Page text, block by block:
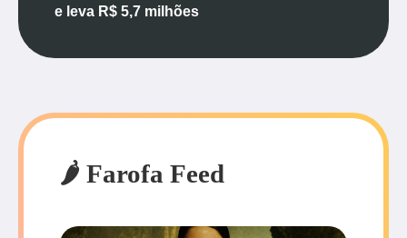
e leva R$ 5,7 milhões
🌶️ Farofa Feed